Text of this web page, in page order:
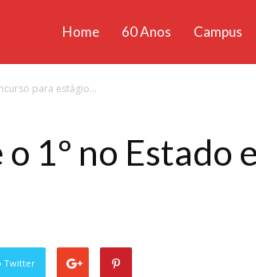
Home 60 Anos Campus
para estágio...
1º no Estado
Twitter